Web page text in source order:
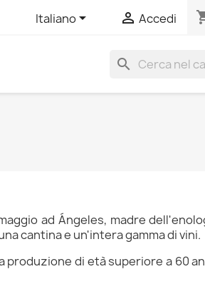
Italiano  Accedi
search
ad Ángeles, madre
cantina e un'intera gamma di vini.
produzione di età superiore a 60